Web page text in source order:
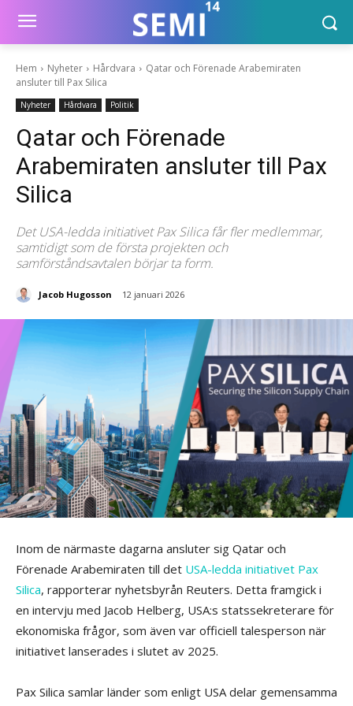
Hem Nyheter Hårdvara
Qatar och Förenade Arabemiraten
ansluter till Pax Silica
Nyheter Hårdvara Politik
Qatar och Förenade
Arabemiraten ansluter till Pax
Silica
Det USA-ledda initiativet Pax Silica får fler medlemmar,
samtidigt som de första projekten och
samförståndsavtalen börjar ta form.
Jacob Hugosson 12 januari 2026
Inom de närmaste dagarna ansluter sig Qatar och
Förenade Arabemiraten till det USA-ledda initiativet Pax
Silica, rapporterar nyhetsbyrån Reuters. Detta framgick i
en intervju med Jacob Helberg, USA:s statssekreterare för
ekonomiska frågor, som även var officiell talesperson när
initiativet lanserades i slutet av 2025.
Pax Silica samlar länder som enligt USA delar gemensamma